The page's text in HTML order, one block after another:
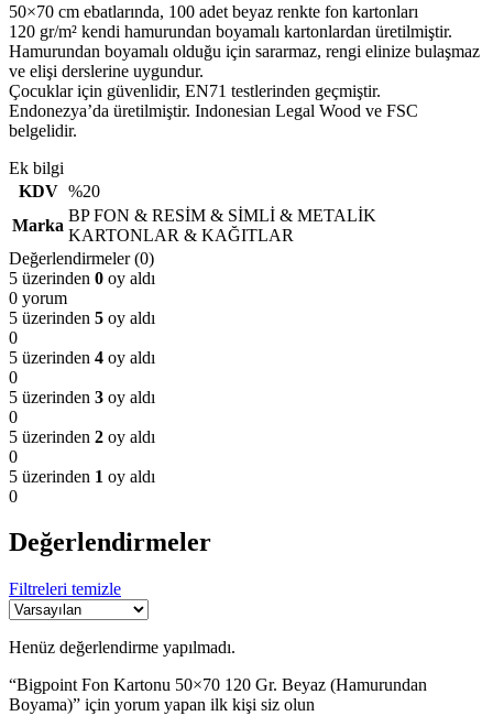
50×70 cm ebatlarında, 100 adet beyaz renkte fon kartonları
120 gr/m² kendi hamurundan boyamalı kartonlardan üretilmiştir.
Hamurundan boyamalı olduğu için sararmaz, rengi elinize bulaşmaz
ve elişi derslerine uygundur.
Çocuklar için güvenlidir, EN71 testlerinden geçmiştir.
Endonezya’da üretilmiştir. Indonesian Legal Wood ve FSC
belgelidir.
Ek bilgi
KDV %20
Marka
BP FON & RESİM & SİMLİ & METALİK
KARTONLAR & KAĞITLAR
Değerlendirmeler (0)
5 üzerinden 0 oy aldı
0 yorum
5 üzerinden 5 oy aldı
0
5 üzerinden 4 oy aldı
0
5 üzerinden 3 oy aldı
0
5 üzerinden 2 oy aldı
0
5 üzerinden 1 oy aldı
0
Değerlendirmeler
Filtreleri temizle
Henüz değerlendirme yapılmadı.
“Bigpoint Fon Kartonu 50×70 120 Gr. Beyaz (Hamurundan
Boyama)” için yorum yapan ilk kişi siz olun